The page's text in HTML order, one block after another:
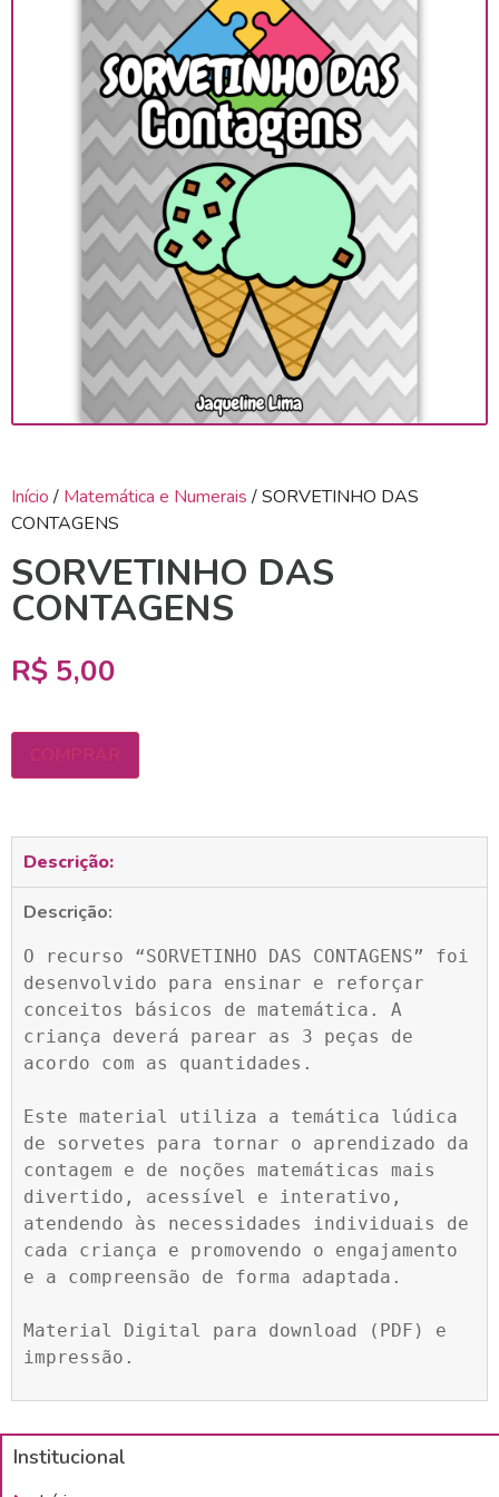
Início / Matemática e Numerais / SORVETINHO DAS
CONTAGENS
SORVETINHO DAS
CONTAGENS
R$ 5,00
COMPRAR
Descrição:
Descrição:
O recurso “SORVETINHO DAS CONTAGENS” foi
desenvolvido para ensinar e reforçar
conceitos básicos de matemática. A
criança deverá parear as 3 peças de
acordo com as quantidades.
Este material utiliza a temática lúdica
de sorvetes para tornar o aprendizado da
contagem e de noções matemáticas mais
divertido, acessível e interativo,
atendendo às necessidades individuais de
cada criança e promovendo o engajamento
e a compreensão de forma adaptada.
Material Digital para download (PDF) e
impressão.
Institucional